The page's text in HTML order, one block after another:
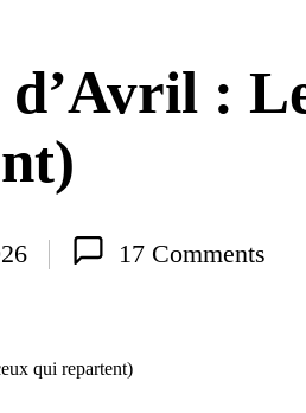
:
17 Comments